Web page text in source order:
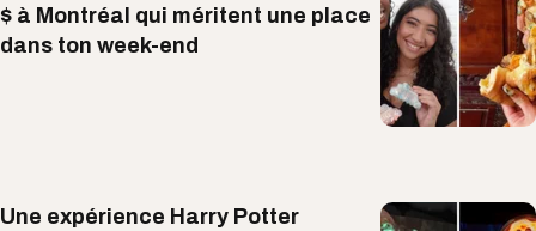
$ à Montréal qui méritent une place
dans ton week-end
Une expérience Harry Potter